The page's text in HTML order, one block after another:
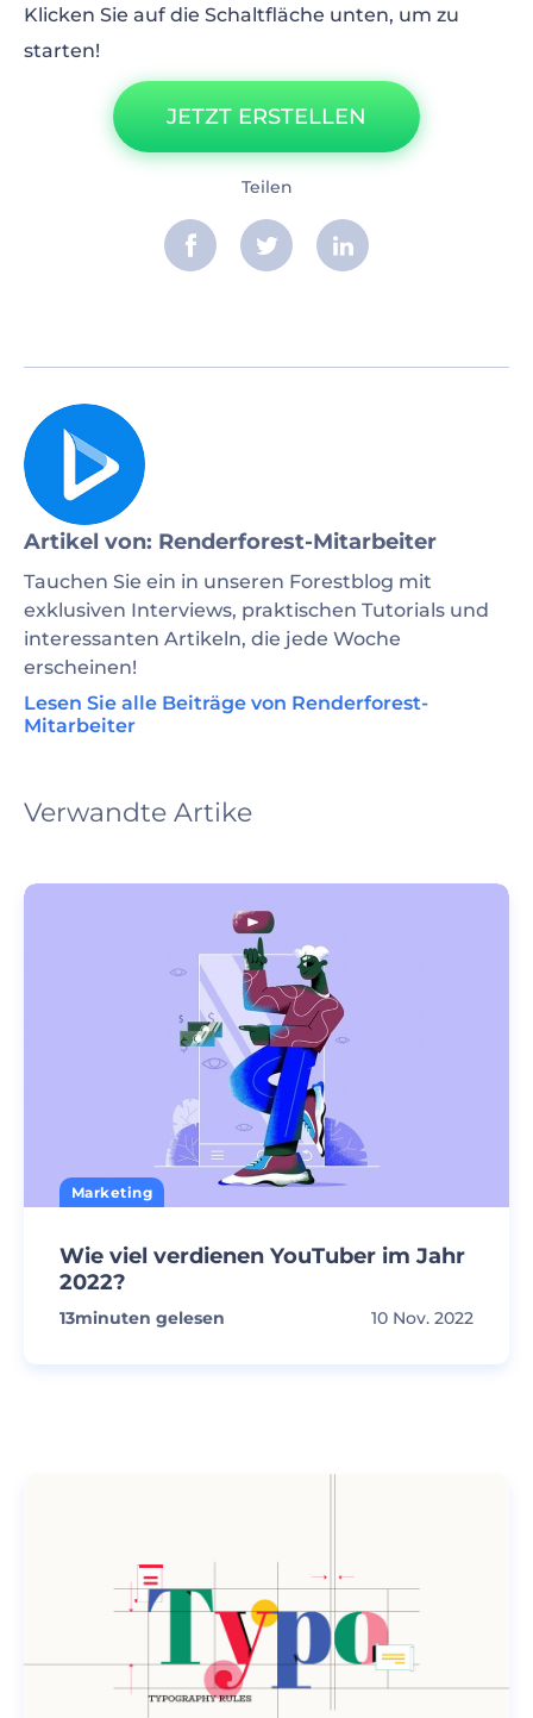
Klicken Sie auf die Schaltfläche unten, um zu
starten!
JETZT ERSTELLEN
Teilen
Artikel von: Renderforest-Mitarbeiter
Tauchen Sie ein in unseren Forestblog mit
exklusiven Interviews, praktischen Tutorials und
interessanten Artikeln, die jede Woche
erscheinen!
Lesen Sie alle Beiträge von Renderforest-
Mitarbeiter
Verwandte Artike
Marketing
Wie viel verdienen YouTuber im Jahr
2022?
13minuten gelesen 10 Nov. 2022